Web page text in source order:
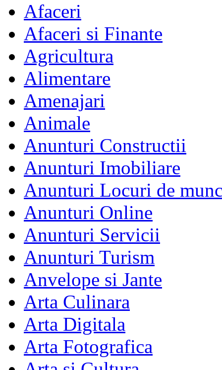
Afaceri
Afaceri si Finante
Agricultura
Alimentare
Amenajari
Animale
Anunturi Constructii
Anunturi Imobiliare
Anunturi Locuri de
Anunturi Online
Anunturi Servicii
Anunturi Turism
Anvelope si Jante
Arta Culinara
Arta Digitala
Arta Fotografica